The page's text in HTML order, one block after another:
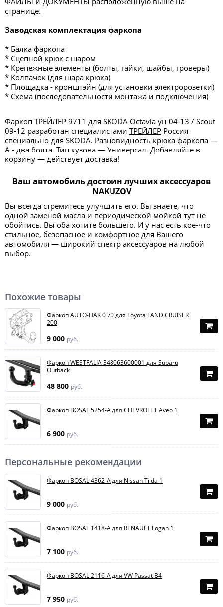
странице.
Заводская комплектация фаркопа
* Балка фаркопа
* Сцепной крюк с шаром
* Крепёжные элементы (болты, гайки, шайбы, гроверы)
* Колпачок (для шара крюка)
* Площадка - кронштэйн (для установки электророзетки)
* Схема (последовательности монтажа и подключения)
Фаркоп ТРЕЙЛЕР 9711 для SKODA Octavia ун 04-13 / Scout
09-12 разработан специалистами ТРЕЙЛЕР Россия
специально для SKODA. Разновидность крюка фаркопа —
А - два болта. Тип кузова — Универсал. Добавляйте в
корзину — действует доставка!
Ваш автомобиль достоин лучших аксессуаров
NAKUZOV
Вы всегда стремитесь улучшить его. Вы знаете, что
одной заменой масла и периодической мойкой тут не
обойтись. Вы оба хотите большего. И у нас есть кое-что
стильное, безопасное и комфортное для Вашего
автомобиля — широкий спектр аксессуаров на любой
выбор.
Похожие товары
Фаркоп AUTO-HAK 0 70 для Toyota LAND CRUISER
200
9 000 руб.
Фаркоп WESTFALIA 348063600001 для Subaru
Outback
48 800 руб.
Фаркоп BOSAL 5254-A для CHEVROLET Aveo 1
6 900 руб.
Персональные рекомендации
Фаркоп BOSAL 4362-A для Nissan Tiida 1
9 000 руб.
Фаркоп BOSAL 1418-A для RENAULT Logan 1
7 100 руб.
Фаркоп BOSAL 2116-A для VW Passat B4
7 950 руб.